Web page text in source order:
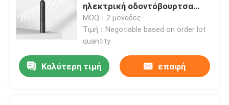
ηλεκτρική οδοντόβουρτσα
επανακαταλογηστέα για την
προστασία γόμμας
MOQ：2 μονάδες
Τιμή：Negotiable based on order lot
quantity
Καλύτερη τιμή επαφή